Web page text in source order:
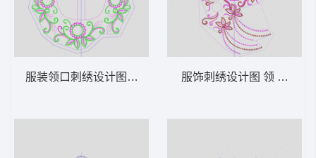
服装领口刺绣设计图 领 衣边下摆 中东阿拉服饰刺绣设计图 领 衣边下